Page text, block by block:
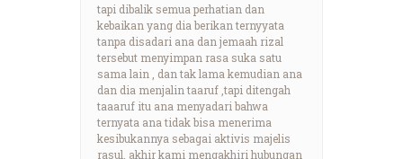
tapi dibalik semua perhatian dan
kebaikan yang dia berikan ternyyata
tanpa disadari ana dan jemaah rizal
tersebut menyimpan rasa suka satu
sama lain , dan tak lama kemudian ana
dan dia menjalin taaruf ,tapi ditengah
taaaruf itu ana menyadari bahwa
ternyata ana tidak bisa menerima
kesibukannya sebagai aktivis majelis
rasul, akhir kami mengakhiri hubungan